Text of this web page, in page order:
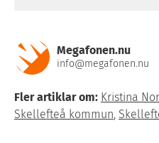
Megafonen.nu
info@megafonen.nu
Fler artiklar om: Kristina
Skellefteå kommun,